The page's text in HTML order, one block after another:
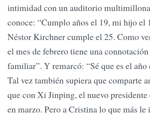
intimidad con un auditorio
conoce: “Cumplo años el 19, mi hijo el
Néstor Kirchner cumple el 25. Como
el mes de febrero tiene una
familiar”. Y remarcó: “Sé que es el año
Tal vez también supiera que comparte
que con Xi Jinping, el nuevo
en marzo. Pero a Cristina lo que más le